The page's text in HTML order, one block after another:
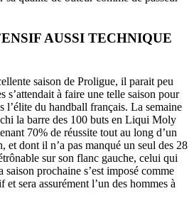
AUSSI TECHNIQUE
saison de Proligue, il parait peu
s’attendait à faire une telle saison pour
l’élite du handball français. La semaine
la barre des 100 buts en Liqui Moly
70% de réussite tout au long d’un
et dont il n’a pas manqué un seul des 28
sur son flanc gauche, celui qui
saison prochaine s’est imposé comme
et sera assurément l’un des hommes à